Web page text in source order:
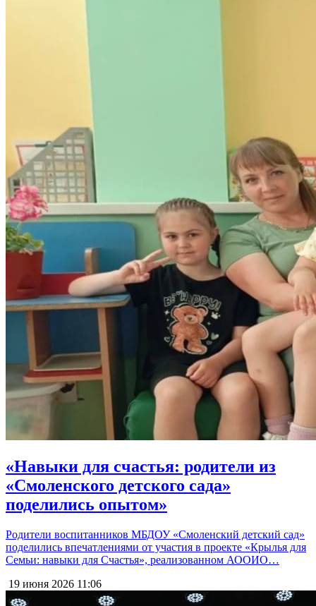
«Навыки для счастья: родители из
«Смоленского детского сада»
поделились опытом»
Родители воспитанников МБДОУ «Смоленский детский сад»
поделились впечатлениями от участия в проекте «Крылья для
Семьи: навыки для Счастья», реализованном АООИО…
19 июня 2026 11:06